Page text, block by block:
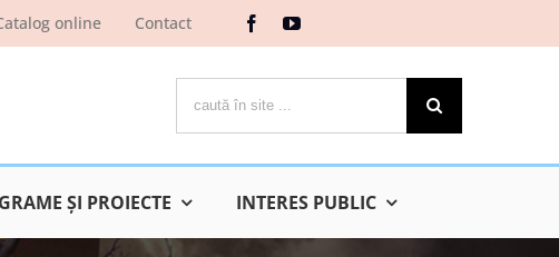
online Contact
ŞI PROIECTE INTERES PUBLIC